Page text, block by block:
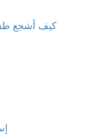
كيف أشجع